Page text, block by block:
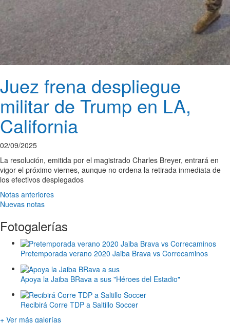
Juez frena despliegue
militar de Trump en LA,
California
02/09/2025
La resolución, emitida por el magistrado Charles Breyer, entrará en
vigor el próximo viernes, aunque no ordena la retirada inmediata de
los efectivos desplegados
Notas anteriores
Nuevas notas
Fotogalerías
Pretemporada verano 2020 Jaiba Brava vs Correcaminos
Apoya la Jaiba BRava a sus "Héroes del Estadio"
Recibirá Corre TDP a Saltillo Soccer
+ Ver más galerías